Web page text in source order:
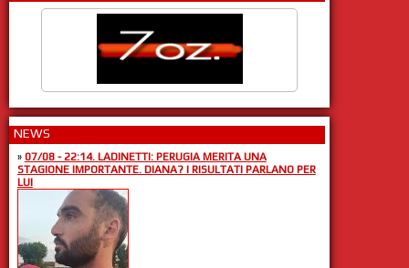
NEWS
» 07/08 - 22:14. LADINETTI: PERUGIA MERITA UNA
STAGIONE IMPORTANTE. DIANA? I RISULTATI PARLANO PER
LUI